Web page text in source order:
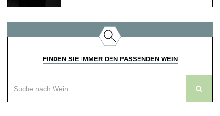
FINDEN SIE IMMER DEN PASSENDEN WEIN